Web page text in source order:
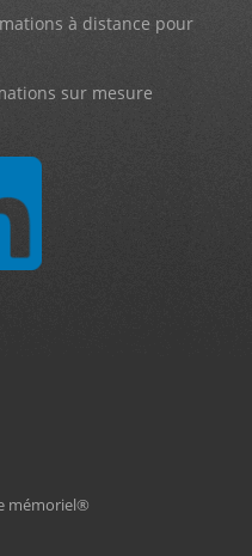
à distance pour
sur mesure
mémoriel®